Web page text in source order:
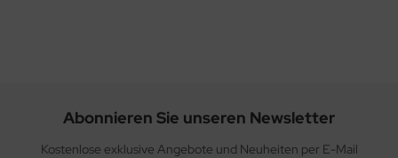
Abonnieren Sie unseren Newsletter
Kostenlose exklusive Angebote und Neuheiten per E-Mail